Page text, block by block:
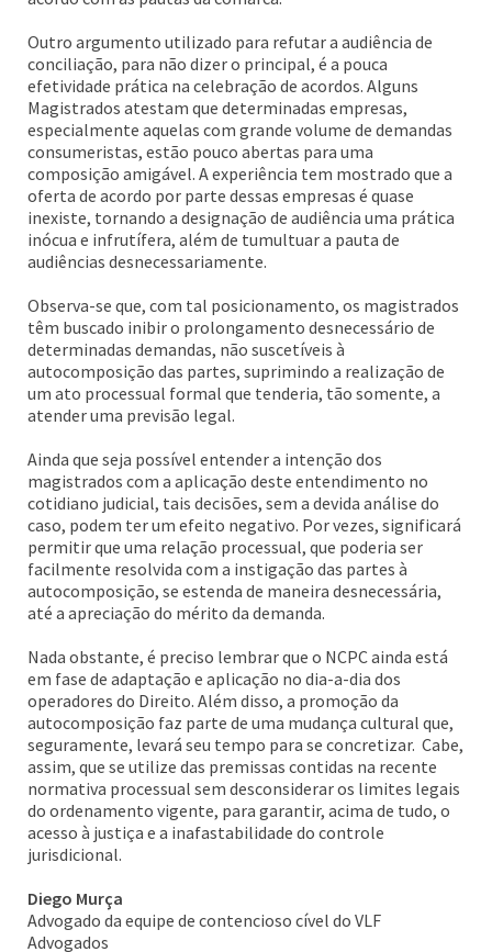
Outro argumento utilizado para refutar a audiência de
conciliação, para não dizer o principal, é a pouca
efetividade prática na celebração de acordos. Alguns
Magistrados atestam que determinadas empresas,
especialmente aquelas com grande volume de demandas
consumeristas, estão pouco abertas para uma
composição amigável. A experiência tem mostrado que a
oferta de acordo por parte dessas empresas é quase
inexiste, tornando a designação de audiência uma prática
inócua e infrutífera, além de tumultuar a pauta de
audiências desnecessariamente.
Observa-se que, com tal posicionamento, os magistrados
têm buscado inibir o prolongamento desnecessário de
determinadas demandas, não suscetíveis à
autocomposição das partes, suprimindo a realização de
um ato processual formal que tenderia, tão somente, a
atender uma previsão legal.
Ainda que seja possível entender a intenção dos
magistrados com a aplicação deste entendimento no
cotidiano judicial, tais decisões, sem a devida análise do
caso, podem ter um efeito negativo. Por vezes, significará
permitir que uma relação processual, que poderia ser
facilmente resolvida com a instigação das partes à
autocomposição, se estenda de maneira desnecessária,
até a apreciação do mérito da demanda.
Nada obstante, é preciso lembrar que o NCPC ainda está
em fase de adaptação e aplicação no dia-a-dia dos
operadores do Direito. Além disso, a promoção da
autocomposição faz parte de uma mudança cultural que,
seguramente, levará seu tempo para se concretizar. Cabe,
assim, que se utilize das premissas contidas na recente
normativa processual sem desconsiderar os limites legais
do ordenamento vigente, para garantir, acima de tudo, o
acesso à justiça e a inafastabilidade do controle
jurisdicional.
Diego Murça
Advogado da equipe de contencioso cível do VLF
Advogados